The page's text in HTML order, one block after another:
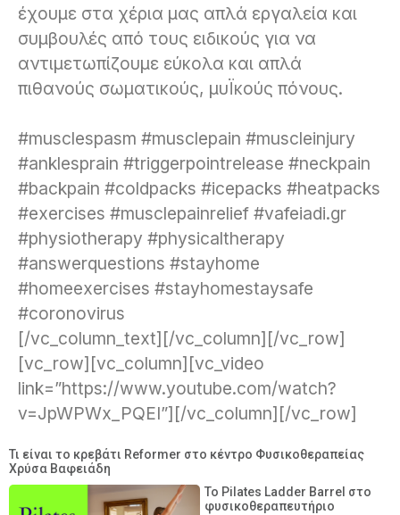
έχουμε στα χέρια μας απλά εργαλεία και
συμβουλές από τους ειδικούς για να
αντιμετωπίζουμε εύκολα και απλά
πιθανούς σωματικούς, μυΪκούς πόνους.
#musclespasm #musclepain #muscleinjury
#anklesprain #triggerpointrelease #neckpain
#backpain #coldpacks #icepacks #heatpacks
#exercises #musclepainrelief #vafeiadi.gr
#physiotherapy #physicaltherapy
#answerquestions #stayhome
#homeexercises #stayhomestaysafe
#coronovirus
[/vc_column_text][/vc_column][/vc_row]
[vc_row][vc_column][vc_video
link=”https://www.youtube.com/watch?
v=JpWPWx_PQEI”][/vc_column][/vc_row]
Τι είναι το κρεβάτι Reformer στο κέντρο Φυσικοθεραπείας
Χρύσα Βαφειάδη
Το Pilates Ladder Barrel στο
φυσικοθεραπευτήριο